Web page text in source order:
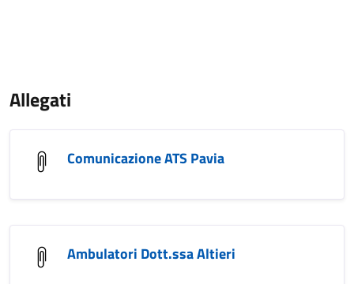
Allegati
Comunicazione ATS Pavia
Ambulatori Dott.ssa Altieri